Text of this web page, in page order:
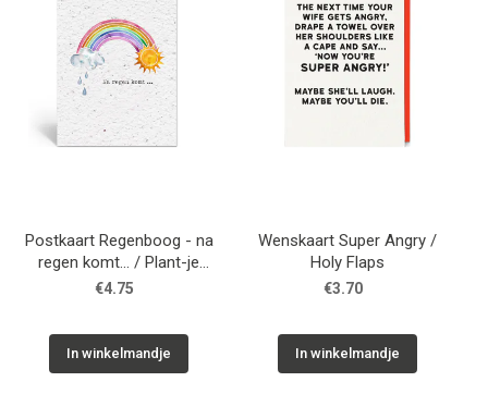
Postkaart Regenboog - na
regen komt... / Plant-je
kaart
€4.75
In winkelmandje
Wenskaart Super Angry /
Holy Flaps
€3.70
In winkelmandje